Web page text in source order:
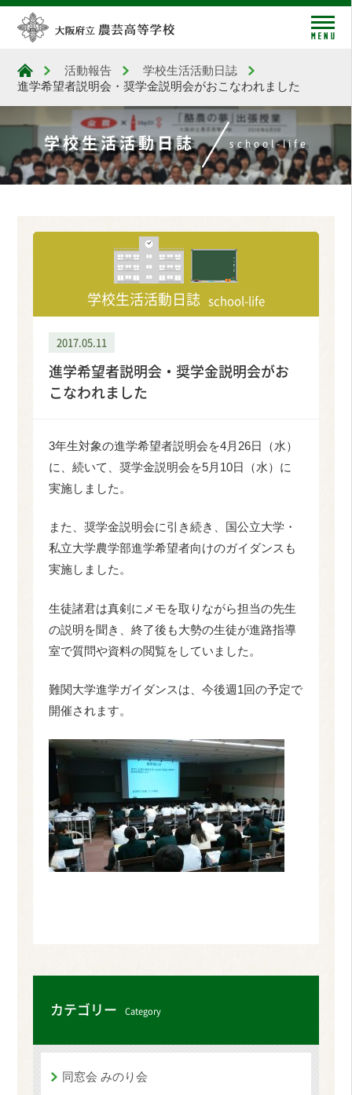
大阪府立農芸高等学校
活動報告
学校生活活動日誌
進学希望者説明会・奨学金説明会がおこなわれました
学校生活活動日誌 school-life
学校生活活動日誌 school-life
2017.05.11
進学希望者説明会・奨学金説明会がお
こなわれました
3年生対象の進学希望者説明会を4月26日（水）
に、続いて、奨学金説明会を5月10日（水）に
実施しました。
また、奨学金説明会に引き続き、国公立大学・
私立大学農学部進学希望者向けのガイダンスも
実施しました。
生徒諸君は真剣にメモを取りながら担当の先生
の説明を聞き、終了後も大勢の生徒が進路指導
室で質問や資料の閲覧をしていました。
難関大学進学ガイダンスは、今後週1回の予定で
開催されます。
カテゴリー Category
同窓会 みのり会